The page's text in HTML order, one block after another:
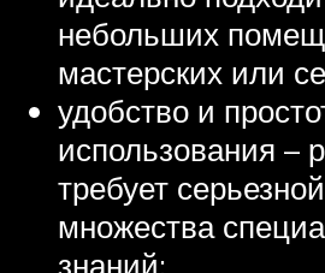
небольших
мастерских или
удобство и
использования –
требует
множества
знаний;